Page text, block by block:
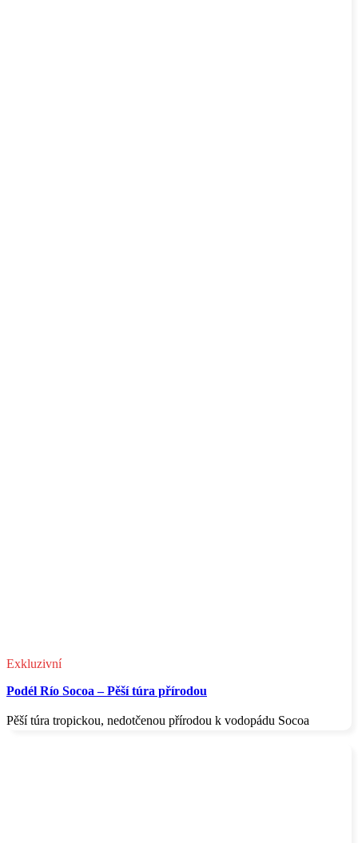
Exkluzivní
Podél Río Socoa – Pěší túra přírodou
Pěší túra tropickou, nedotčenou přírodou k vodopádu Socoa